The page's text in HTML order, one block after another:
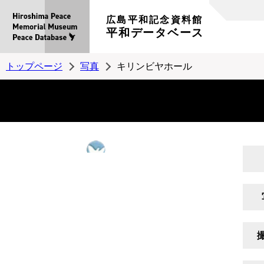
広島平和記念資料館
平和データベース
トップページ 写真 キリンビヤホール